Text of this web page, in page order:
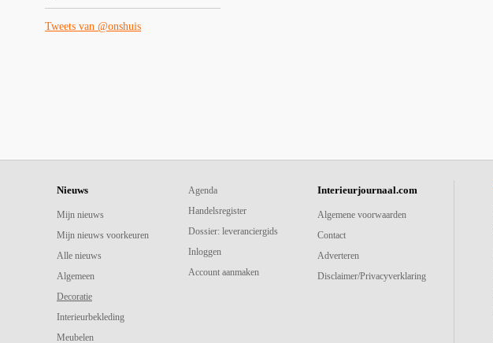
Tweets van @onshuis
Nieuws
Mijn nieuws
Mijn nieuws voorkeuren
Alle nieuws
Algemeen
Decoratie
Interieurbekleding
Meubelen
Agenda
Handelsregister
Dossier: leveranciergids
Inloggen
Account aanmaken
Interieurjournaal.com
Algemene voorwaarden
Contact
Adverteren
Disclaimer/Privacyverklaring